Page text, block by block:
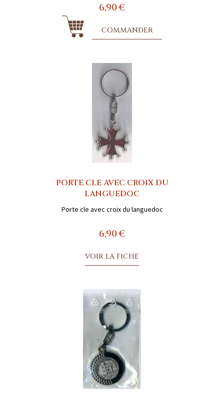
6,90 €
COMMANDER
PORTE CLE AVEC CROIX DU
LANGUEDOC
Porte cle avec croix du languedoc
6,90 €
VOIR LA FICHE